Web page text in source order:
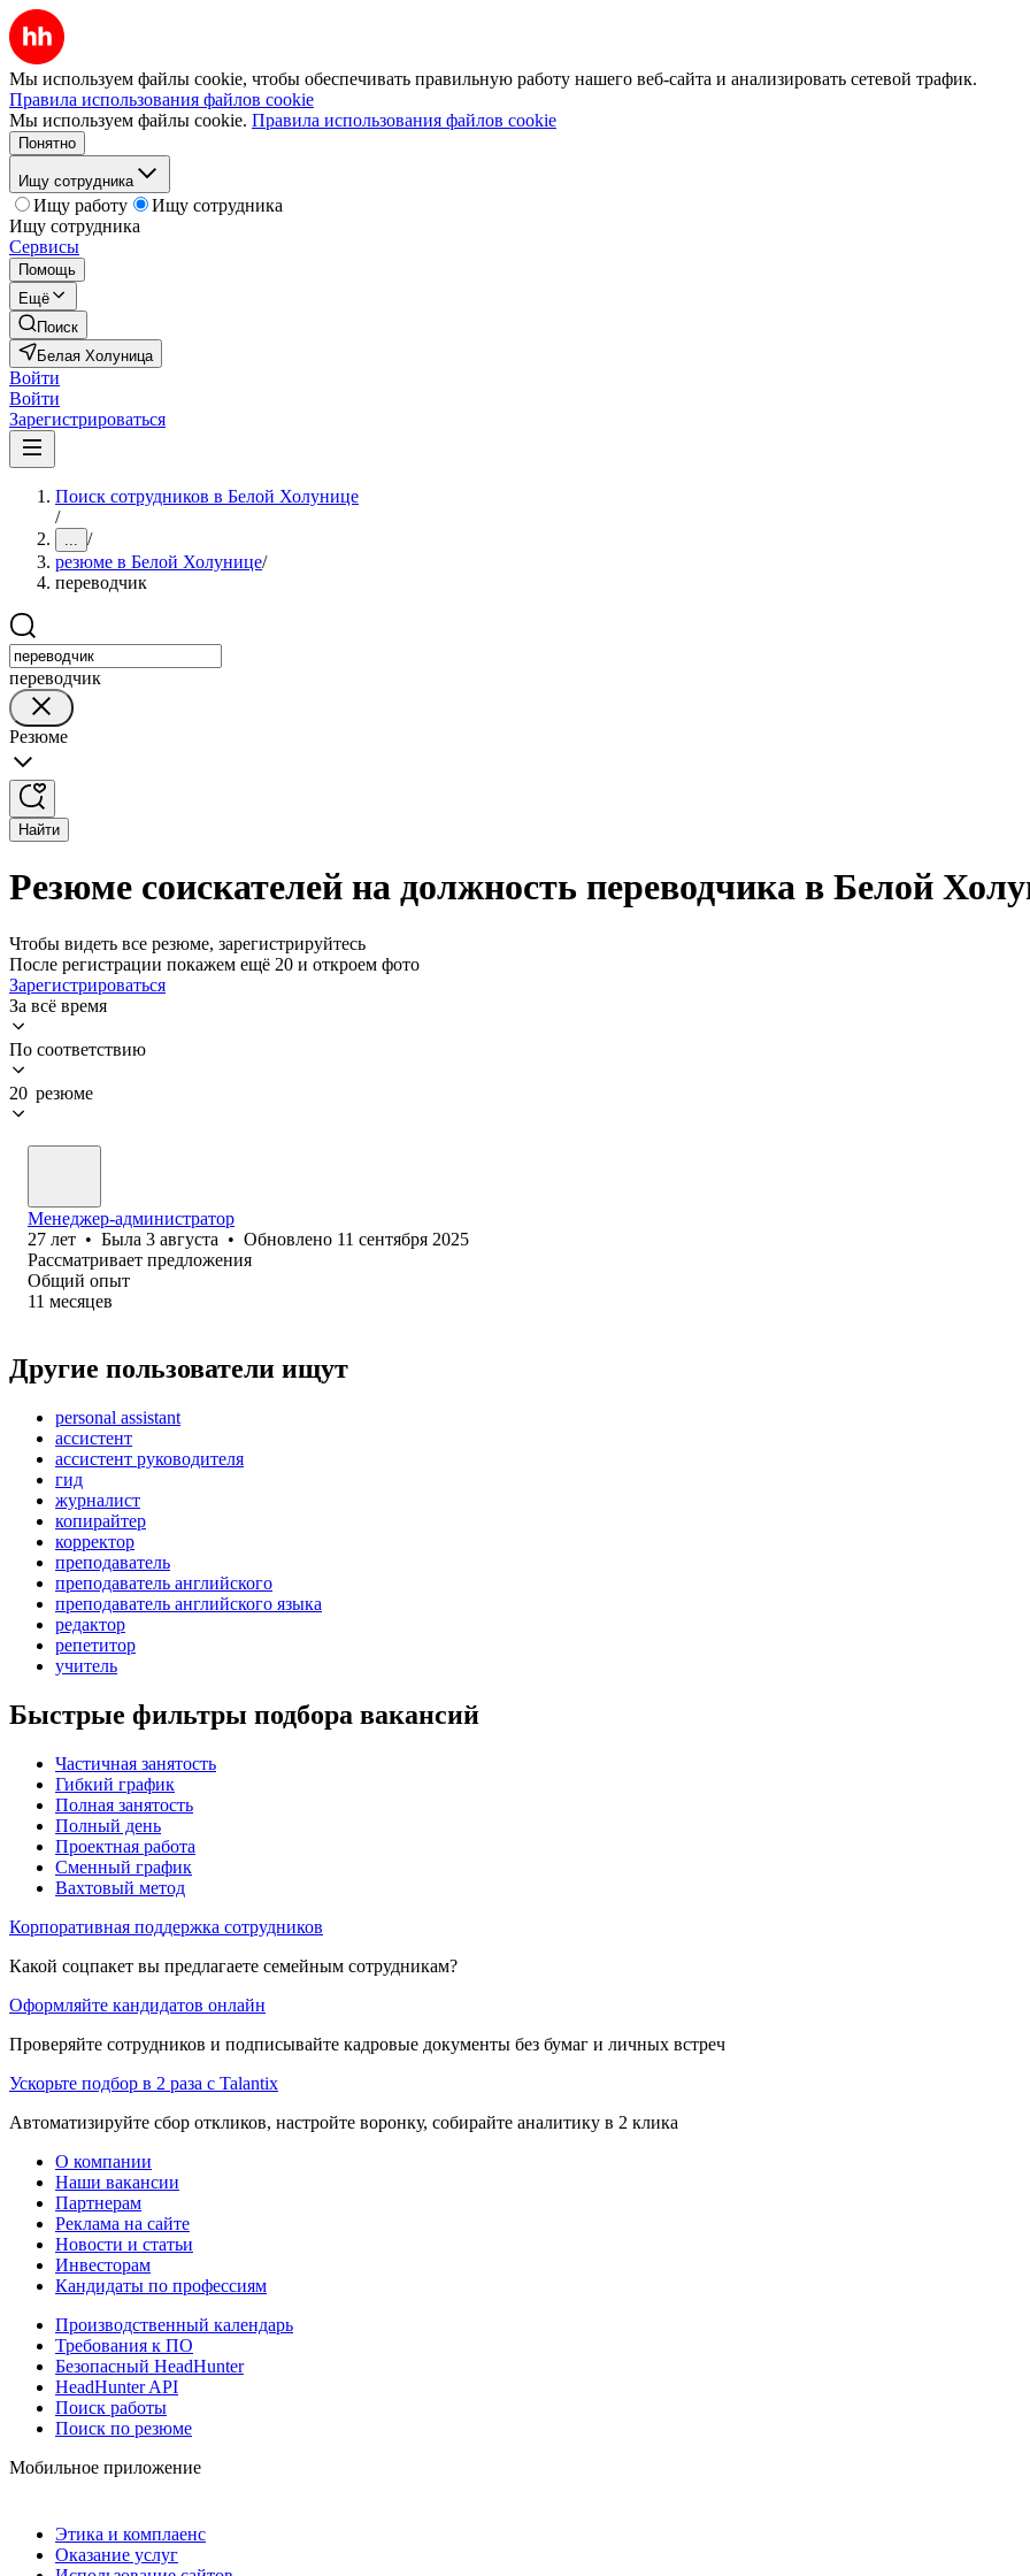
Мы используем файлы cookie, чтобы обеспечивать правильную работу нашего веб-сайта и анализировать сетевой трафик.
Правила использования файлов cookie
Мы используем файлы cookie. Правила использования файлов cookie
Понятно
Ищу сотрудника
Ищу работу
Ищу сотрудника
Ищу сотрудника
Сервисы
Помощь
Ещё
Поиск
Белая Холуница
Войти
Войти
Зарегистрироваться
Поиск сотрудников в Белой Холунице
/
... /
резюме в Белой Холунице/
переводчик
переводчик
Резюме
Найти
Резюме соискателей на должность переводчика в Белой
Чтобы видеть все резюме, зарегистрируйтесь
После регистрации покажем ещё 20 и откроем фото
Зарегистрироваться
За всё время
По соответствию
20 резюме
Менеджер-администратор
27 лет • Была 3 августа • Обновлено 11 сентября 2025
Рассматривает предложения
Общий опыт
11 месяцев
Другие пользователи ищут
personal assistant
ассистент
ассистент руководителя
гид
журналист
копирайтер
корректор
преподаватель
преподаватель английского
преподаватель английского языка
редактор
репетитор
учитель
Быстрые фильтры подбора вакансий
Частичная занятость
Гибкий график
Полная занятость
Полный день
Проектная работа
Сменный график
Вахтовый метод
Корпоративная поддержка сотрудников
Какой соцпакет вы предлагаете семейным сотрудникам?
Оформляйте кандидатов онлайн
Проверяйте сотрудников и подписывайте кадровые документы без бумаг и личных встреч
Ускорьте подбор в 2 раза с Talantix
Автоматизируйте сбор откликов, настройте воронку, собирайте аналитику в 2 клика
О компании
Наши вакансии
Партнерам
Реклама на сайте
Новости и статьи
Инвесторам
Кандидаты по профессиям
Производственный календарь
Требования к ПО
Безопасный HeadHunter
HeadHunter API
Поиск работы
Поиск по резюме
Мобильное приложение
Этика и комплаенс
Оказание услуг